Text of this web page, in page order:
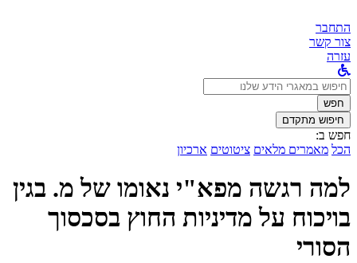
התחבר
צור קשר
עזרה
לחפש
ב:חפש
חיפוש מתקדם
חפש ב:
הכל מאמרים מלאים ציטוטים ארכיון
למה רגשה מפא"י נאומו של מ. בגין
בויכוח על מדיניות החוץ בסכסוך
הסורי